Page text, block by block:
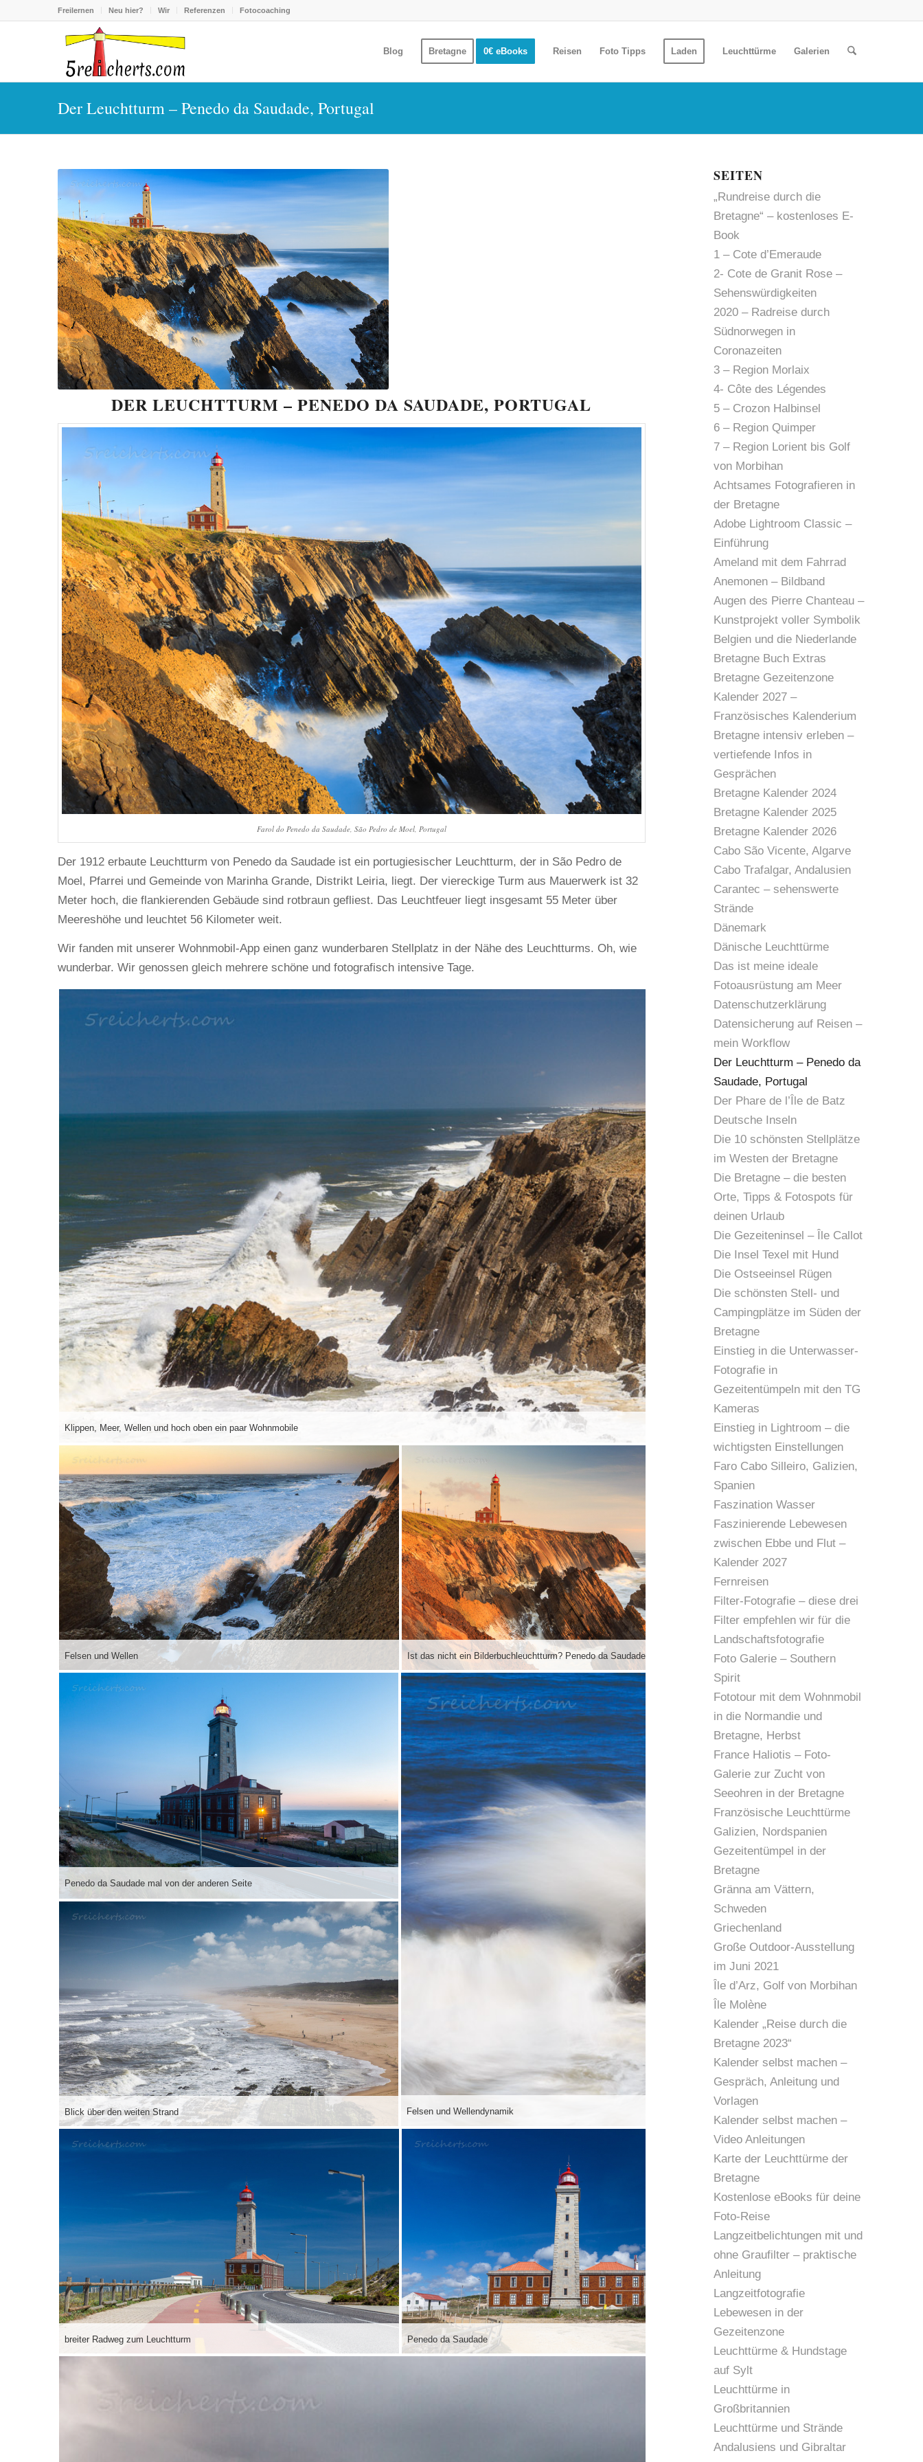
Freilernen Neu hier? Wir Referenzen Fotocoaching
Blog Bretagne 0€ eBooks Reisen Foto Tipps Laden Leuchttürme Galerien
Der Leuchtturm – Penedo da Saudade, Portugal
DER LEUCHTTURM – PENEDO DA SAUDADE, PORTUGAL
Farol do Penedo da Saudade, São Pedro de Moel, Portugal
Der 1912 erbaute Leuchtturm von Penedo da Saudade ist ein portugiesischer Leuchtturm, der in São Pedro de
Moel, Pfarrei und Gemeinde von Marinha Grande, Distrikt Leiria, liegt. Der viereckige Turm aus Mauerwerk ist 32
Meter hoch, die flankierenden Gebäude sind rotbraun gefliest. Das Leuchtfeuer liegt insgesamt 55 Meter über
Meereshöhe und leuchtet 56 Kilometer weit.
Wir fanden mit unserer Wohnmobil-App einen ganz wunderbaren Stellplatz in der Nähe des Leuchtturms. Oh, wie
wunderbar. Wir genossen gleich mehrere schöne und fotografisch intensive Tage.
Klippen, Meer, Wellen und hoch oben ein paar Wohnmobile
Abendeliche Langzeitbelichtung am
Abendeliche Langzeitbelichtung am
Felsen und Wellen Ist das nicht ein Bilderbuchleuchtturm? Penedo da Saudade Blick übers Meer
Penedo da Saudade mal von der anderen Seite
Blick über den weiten Strand Felsen und Wellendynamik
breiter Radweg zum Leuchtturm Penedo da Saudade
SEITEN
„Rundreise durch die
Bretagne“ – kostenloses E-
Book
1 – Cote d’Emeraude
2- Cote de Granit Rose –
Sehenswürdigkeiten
2020 – Radreise durch
Südnorwegen in
Coronazeiten
3 – Region Morlaix
4- Côte des Légendes
5 – Crozon Halbinsel
6 – Region Quimper
7 – Region Lorient bis Golf
von Morbihan
Achtsames Fotografieren in
der Bretagne
Adobe Lightroom Classic –
Einführung
Ameland mit dem Fahrrad
Anemonen – Bildband
Augen des Pierre Chanteau –
Kunstprojekt voller Symbolik
Belgien und die Niederlande
Bretagne Buch Extras
Bretagne Gezeitenzone
Kalender 2027 –
Französisches Kalenderium
Bretagne intensiv erleben –
vertiefende Infos in
Gesprächen
Bretagne Kalender 2024
Bretagne Kalender 2025
Bretagne Kalender 2026
Cabo São Vicente, Algarve
Cabo Trafalgar, Andalusien
Carantec – sehenswerte
Strände
Dänemark
Dänische Leuchttürme
Das ist meine ideale
Fotoausrüstung am Meer
Datenschutzerklärung
Datensicherung auf Reisen –
mein Workflow
Der Leuchtturm – Penedo da
Saudade, Portugal
Der Phare de l’Île de Batz
Deutsche Inseln
Die 10 schönsten Stellplätze
im Westen der Bretagne
Die Bretagne – die besten
Orte, Tipps & Fotospots für
deinen Urlaub
Die Gezeiteninsel – Île Callot
Die Insel Texel mit Hund
Die Ostseeinsel Rügen
Die schönsten Stell- und
Campingplätze im Süden der
Bretagne
Einstieg in die Unterwasser-
Fotografie in
Gezeitentümpeln mit den TG
Kameras
Einstieg in Lightroom – die
wichtigsten Einstellungen
Faro Cabo Silleiro, Galizien,
Spanien
Faszination Wasser
Faszinierende Lebewesen
zwischen Ebbe und Flut –
Kalender 2027
Fernreisen
Filter-Fotografie – diese drei
Filter empfehlen wir für die
Landschaftsfotografie
Foto Galerie – Southern
Spirit
Fototour mit dem Wohnmobil
in die Normandie und
Bretagne, Herbst
France Haliotis – Foto-
Galerie zur Zucht von
Seeohren in der Bretagne
Französische Leuchttürme
Galizien, Nordspanien
Gezeitentümpel in der
Bretagne
Gränna am Vättern,
Schweden
Griechenland
Große Outdoor-Ausstellung
im Juni 2021
Île d’Arz, Golf von Morbihan
Île Molène
Kalender „Reise durch die
Bretagne 2023“
Kalender selbst machen –
Gespräch, Anleitung und
Vorlagen
Kalender selbst machen –
Video Anleitungen
Karte der Leuchttürme der
Bretagne
Kostenlose eBooks für deine
Foto-Reise
Langzeitbelichtungen mit und
ohne Graufilter – praktische
Anleitung
Langzeitfotografie
Lebewesen in der
Gezeitenzone
Leuchttürme & Hundstage
auf Sylt
Leuchttürme in
Großbritannien
Leuchttürme und Strände
Andalusiens und Gibraltar